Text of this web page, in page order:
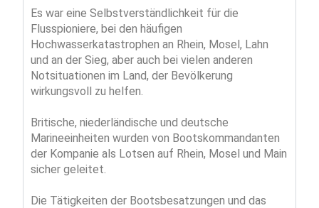
Es war eine Selbstverständlichkeit für die
Flusspioniere, bei den häufigen
Hochwasserkatastrophen an Rhein, Mosel, Lahn
und an der Sieg, aber auch bei vielen anderen
Notsituationen im Land, der Bevölkerung
wirkungsvoll zu helfen.
Britische, niederländische und deutsche
Marineeinheiten wurden von Bootskommandanten
der Kompanie als Lotsen auf Rhein, Mosel und Main
sicher geleitet.
Die Tätigkeiten der Bootsbesatzungen und das